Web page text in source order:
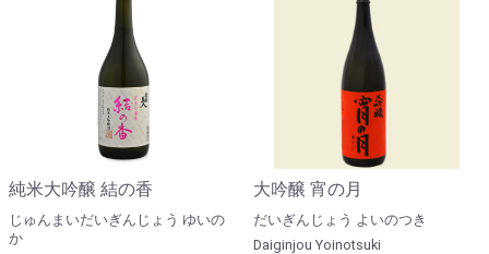
純米大吟醸 結の香
じゅんまいだいぎんじょう ゆいの
か
大吟醸 宵の月
だいぎんじょう よいのつき
Daiginjou Yoinotsuki